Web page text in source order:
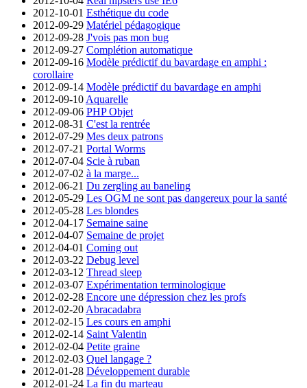
2012-10-01 Esthétique du code
2012-09-29 Matériel pédagogique
2012-09-28 J'vois pas mon bug
2012-09-27 Complétion automatique
2012-09-16 Modèle prédictif du bavardage en amphi :
corollaire
2012-09-14 Modèle prédictif du bavardage en amphi
2012-09-10 Aquarelle
2012-09-06 PHP Objet
2012-08-31 C'est la rentrée
2012-07-29 Mes deux patrons
2012-07-21 Portal Worms
2012-07-04 Scie à ruban
2012-07-02 à la marge...
2012-06-21 Du zergling au baneling
2012-05-29 Les OGM ne sont pas dangereux pour la santé
2012-05-28 Les blondes
2012-04-17 Semaine saine
2012-04-07 Semaine de projet
2012-04-01 Coming out
2012-03-22 Debug level
2012-03-12 Thread sleep
2012-03-07 Expérimentation terminologique
2012-02-28 Encore une dépression chez les profs
2012-02-20 Abracadabra
2012-02-15 Les cours en amphi
2012-02-14 Saint Valentin
2012-02-04 Petite graine
2012-02-03 Quel langage ?
2012-01-28 Développement durable
2012-01-24 La fin du marteau